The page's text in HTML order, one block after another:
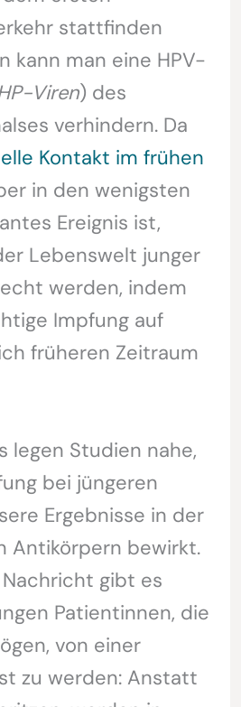
stattfinden
kann man eine HPV-
Viren) des
verhindern. Da
Kontakt im frühen
in den wenigsten
Ereignis ist,
Lebenswelt junger
werden, indem
Impfung auf
früheren Zeitraum
legen Studien nahe,
bei jüngeren
Ergebnisse in der
Antikörpern bewirkt.
gibt es
Patientinnen, die
von einer
zu werden: Anstatt